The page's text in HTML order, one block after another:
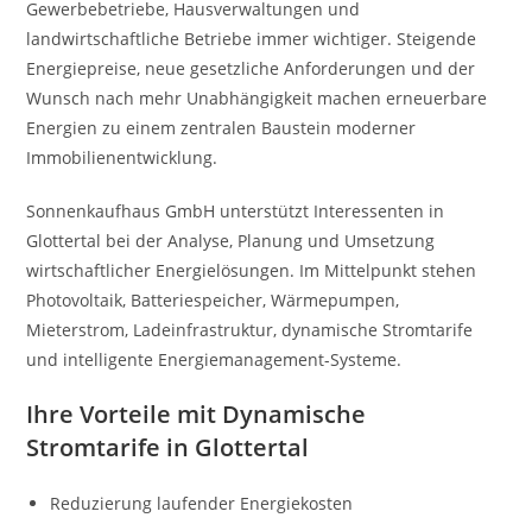
Gewerbebetriebe, Hausverwaltungen und
landwirtschaftliche Betriebe immer wichtiger. Steigende
Energiepreise, neue gesetzliche Anforderungen und der
Wunsch nach mehr Unabhängigkeit machen erneuerbare
Energien zu einem zentralen Baustein moderner
Immobilienentwicklung.
Sonnenkaufhaus GmbH unterstützt Interessenten in
Glottertal bei der Analyse, Planung und Umsetzung
wirtschaftlicher Energielösungen. Im Mittelpunkt stehen
Photovoltaik, Batteriespeicher, Wärmepumpen,
Mieterstrom, Ladeinfrastruktur, dynamische Stromtarife
und intelligente Energiemanagement-Systeme.
Ihre Vorteile mit Dynamische
Stromtarife in Glottertal
Reduzierung laufender Energiekosten